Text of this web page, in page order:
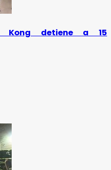
Kong detiene a 15